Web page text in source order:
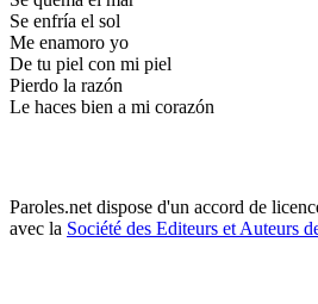
Se enfría el sol
Me enamoro yo
De tu piel con mi piel
Pierdo la razón
Le haces bien a mi corazón
Paroles.net dispose d'un accord de
avec la Société des Editeurs et Auteurs